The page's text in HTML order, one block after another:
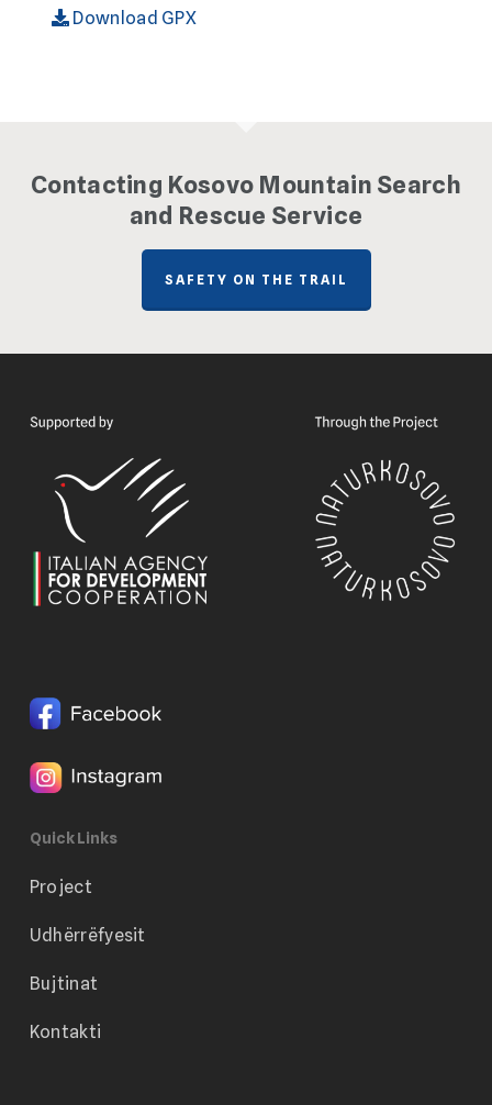
Download GPX
Contacting Kosovo Mountain Search
and Rescue Service
SAFETY ON THE TRAIL
Quick Links
Project
Udhërrëfyesit
Bujtinat
Kontakti